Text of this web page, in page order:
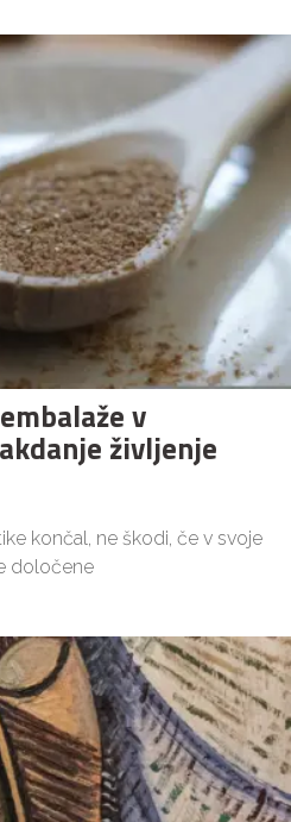
v
življenje
končal, ne škodi, če v svoje
določene